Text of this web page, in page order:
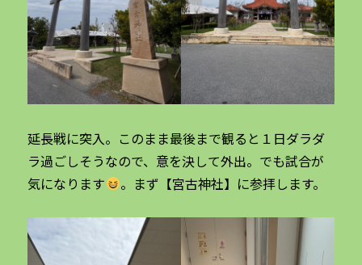
延長戦に突入。このまま最後まで観ると１日ダラダ
ラ過ごしそうなので、意を決して外出。でも試合が
気になります
。まず【宮古神社】に参拝します。